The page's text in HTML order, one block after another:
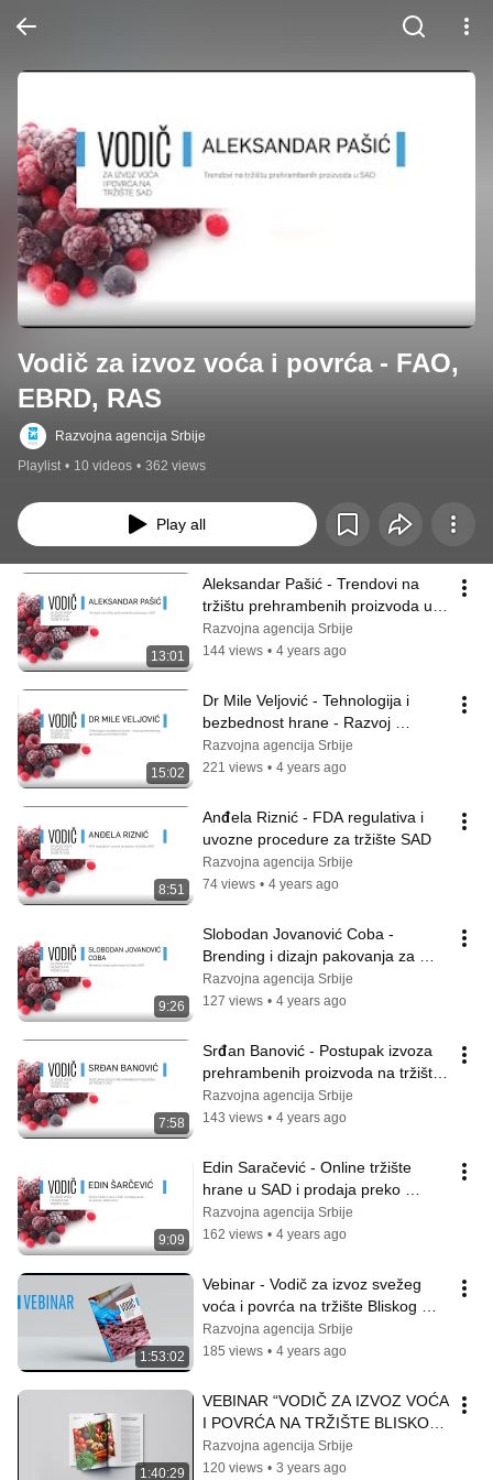
Vodič za izvoz voća i povrća - FAO,
EBRD, RAS
Razvojna agencija Srbije
Playlist • 10 videos • 362 views
Play all
13:01
Aleksandar Pašić - Trendovi na
tržištu prehrambenih proizvoda u
SAD
Razvojna agencija Srbije
144 views • 4 years ago
15:02
Dr Mile Veljović - Tehnologija i
bezbednost hrane - Razvoj
prehrambenog proizvoda za tržište
SAD
Razvojna agencija Srbije
221 views • 4 years ago
8:51
Anđela Riznić - FDA regulativa i
uvozne procedure za tržište SAD
Razvojna agencija Srbije
74 views • 4 years ago
9:26
Slobodan Jovanović Coba -
Brending i dizajn pakovanja za
američko tržište
Razvojna agencija Srbije
127 views • 4 years ago
7:58
Srđan Banović - Postupak izvoza
prehrambenih proizvoda na tržište
SAD
Razvojna agencija Srbije
143 views • 4 years ago
9:09
Edin Saračević - Online tržište
hrane u SAD i prodaja preko
Amazona
Razvojna agencija Srbije
162 views • 4 years ago
1:53:02
Vebinar - Vodič za izvoz svežeg
voća i povrća na tržište Bliskog
istoka – UAE i Saudijska Arabija
Razvojna agencija Srbije
185 views • 4 years ago
1:40:29
VEBINAR “VODIČ ZA IZVOZ VOĆA
I POVRĆA NA TRŽIŠTE BLISKOG
ISTOKA - UAE I SAUDIJSKA
ARABIJA“
Razvojna agencija Srbije
120 views • 3 years ago